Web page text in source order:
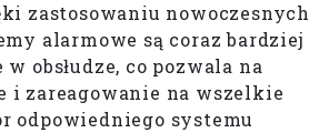
zastosowaniu nowoczesnych
alarmowe są coraz bardziej
obsłudze, co pozwala na
zareagowanie na wszelkie
odpowiedniego systemu